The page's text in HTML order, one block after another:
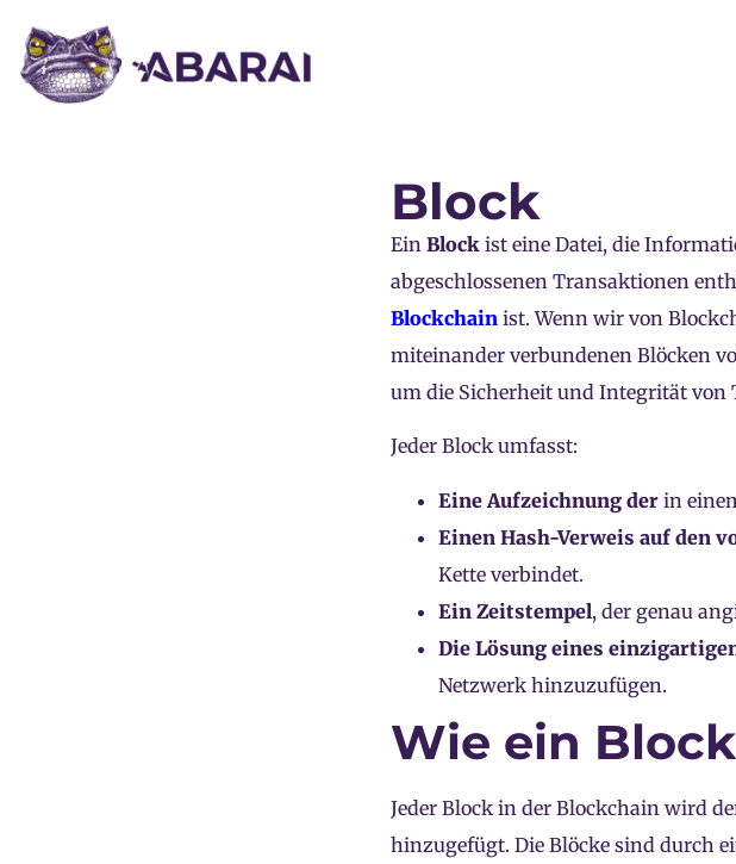
Block
Ein Block ist eine Datei, die
abgeschlossenen Transaktionen
Blockchain ist. Wenn wir von
miteinander verbundenen Blöcken
um die Sicherheit und Integrität von
Jeder Block umfasst:
Eine Aufzeichnung der in
Einen Hash-Verweis auf den
Kette verbindet.
Ein Zeitstempel, der genau
Die Lösung eines
Netzwerk hinzuzufügen.
Wie ein
Jeder Block in der Blockchain wird
hinzugefügt. Die Blöcke sind durch